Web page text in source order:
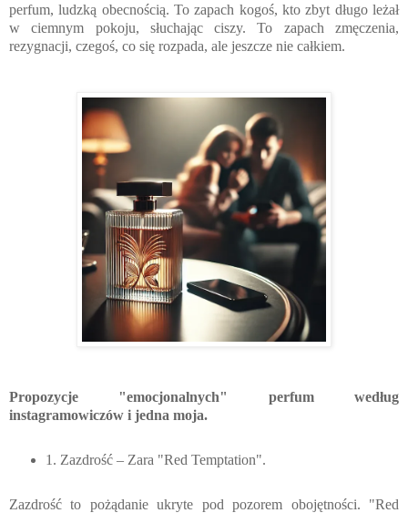
perfum, ludzką obecnością. To zapach kogoś, kto zbyt długo leżał
w ciemnym pokoju, słuchając ciszy. To zapach zmęczenia,
rezygnacji, czegoś, co się rozpada, ale jeszcze nie całkiem.
Propozycje "emocjonalnych" perfum według
instagramowiczów i jedna moja.
1. Zazdrość – Zara "Red Temptation".
Zazdrość to pożądanie ukryte pod pozorem obojętności. "Red